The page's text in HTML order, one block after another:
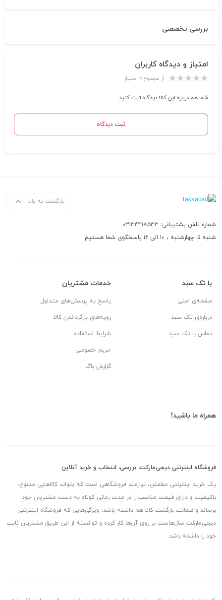
بررسی تخصصی
امتیاز و دیدگاه کاربران
از مجموع ۰ امتیاز
شما هم درباره این کالا دیدگاه ثبت کنید
ثبت دیدگاه
بازگشت به بالا
شماره تلفن پشتیبانی: ۰۳۱۳۴۴۱۸۵۳۳
شنبه تا چهارشنبه ، ۱۰ الی ۱۶ پاسخگوی شما هستیم
با تک سبد
صفحه‌ی اصلی
درباره‌ی تک سبد
تماس با تک سبد
خدمات مشتریان
پاسخ به پرسش‌های متداول
رویه‌های بازگرداندن کالا
شرایط استفاده
حریم خصوصی
گزارش باگ
همراه ما باشید!
فروشگاه اینترنتی دیجی‌مارکت، بررسی، انتخاب و خرید آنلاین
یک خرید اینترنتی مطمئن، نیازمند فروشگاهی است که بتواند کالاهایی متنوع،
باکیفیت و دارای قیمت مناسب را در مدت زمانی کوتاه به دست مشتریان خود
برساند و ضمانت بازگشت کالا هم داشته باشد؛ ویژگی‌هایی که فروشگاه اینترنتی
دیجی‌مارکت سال‌هاست بر روی آن‌ها کار کرده و توانسته از این طریق مشتریان ثابت
خود را داشته باشد.